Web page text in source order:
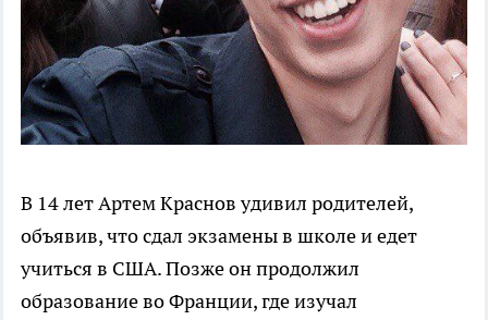
В 14 лет Артем Краснов удивил родителей,
объявив, что сдал экзамены в школе и едет
учиться в США. Позже он продолжил
образование во Франции, где изучал